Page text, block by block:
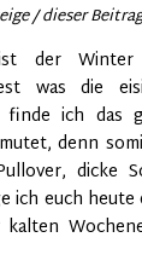
/ dieser
der
was die
ich das
denn
dicke
ich euch